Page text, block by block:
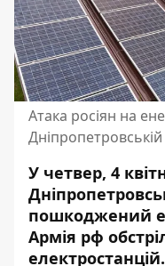
Атака росіян на
Дніпропетровській
У четвер, 4
пошкоджений
Армія рф